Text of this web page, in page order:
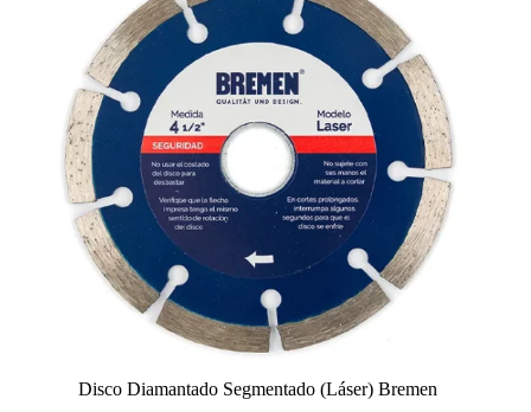
Disco Diamantado Segmentado (Láser) Bremen